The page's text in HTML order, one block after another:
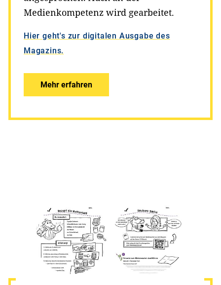
Medienkompetenz wird gearbeitet.
Hier geht's zur digitalen Ausgabe des
Magazins.
Mehr erfahren